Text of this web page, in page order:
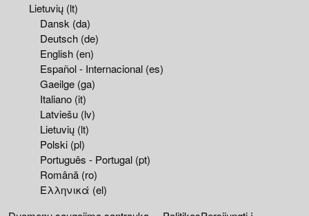
Lietuvių ‎(lt)‎
Dansk ‎(da)‎
Deutsch ‎(de)‎
English ‎(en)‎
Español - Internacional ‎(es)‎
Gaeilge ‎(ga)‎
Italiano ‎(it)‎
Latviešu ‎(lv)‎
Lietuvių ‎(lt)‎
Polski ‎(pl)‎
Português - Portugal ‎(pt)‎
Română ‎(ro)‎
Ελληνικά ‎(el)‎